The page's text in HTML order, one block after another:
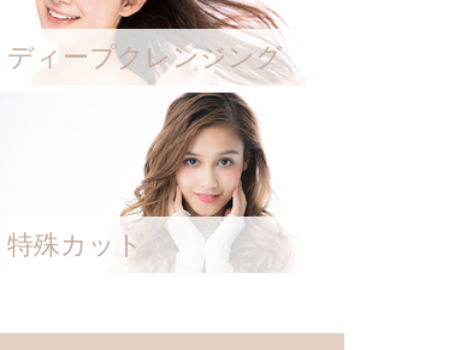
ディープクレンジング
特殊カット